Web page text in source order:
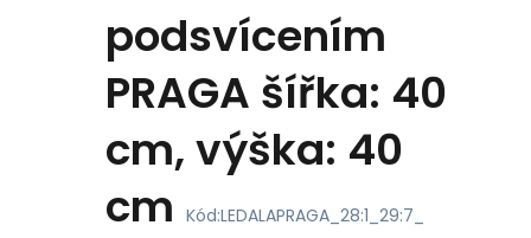
podsvícením
PRAGA šířka: 40
cm, výška: 40
cm Kód:LEDALAPRAGA_28:1_29:7_